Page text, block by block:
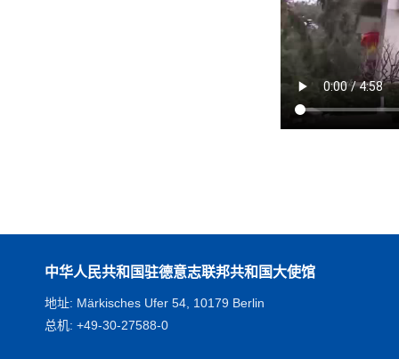
中华人民共和国驻德意志联邦共和国大使馆
地址: Märkisches Ufer 54, 10179 Berlin
总机: +49-30-27588-0